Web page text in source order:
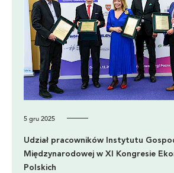
5 gru 2025
Udział pracowników Instytutu
Międzynarodowej w XI Kongresie
Polskich